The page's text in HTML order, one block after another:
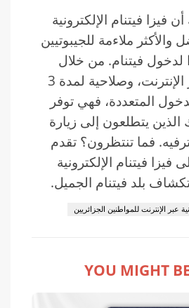
فيزا فيتنام الإلكترونية
ملاءمة للجيبوتيين
فيتنام. من خلال
عملية التقديم عبر الإنترنت، وصلاحية لمدة 3
المتعددة، فهي توفر
الذين يتطلعون إلى زيارة
فما تنتظرون؟ تقدم
فيتنام الإلكترونية
بلد فيتنام الجميل.
عبر الإنترنت للمواطنين الجزائريين
YOU MIGHT